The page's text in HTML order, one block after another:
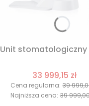
Unit stomatologiczny
33 999,15 zł
Cena regularna: 39
Najniższa cena: 39 999,00